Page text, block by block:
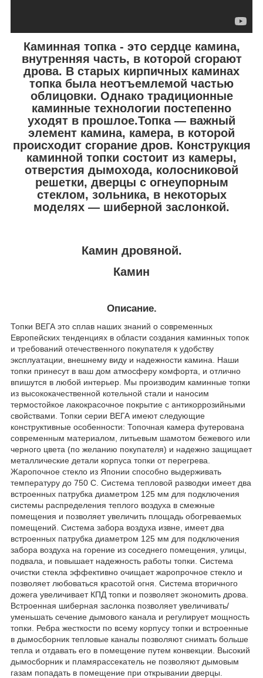
Каминная топка - это сердце камина,
внутренняя часть, в которой сгорают
дрова. В старых кирпичных каминах
топка была неотъемлемой частью
облицовки. Однако традиционные
каминные технологии постепенно
уходят в прошлое.Топка — важный
элемент камина, камера, в которой
происходит сгорание дров. Конструкция
каминной топки состоит из камеры,
отверстия дымохода, колосниковой
решетки, дверцы с огнеупорным
стеклом, зольника, в некоторых
моделях — шиберной заслонкой.
Камин дровяной.
Камин
Описание.
Топки ВЕГА это сплав наших знаний о современных
Европейских тенденциях в области создания каминных топок
и требований отечественного покупателя к удобству
эксплуатации, внешнему виду и надежности камина. Наши
топки принесут в ваш дом атмосферу комфорта, и отлично
впишутся в любой интерьер. Мы производим каминные топки
из высококачественной котельной стали и наносим
термостойкое лакокрасочное покрытие с антикоррозийными
свойствами. Топки серии ВЕГА имеют следующие
конструктивные особенности: Топочная камера футерована
современным материалом, литьевым шамотом бежевого или
черного цвета (по желанию покупателя) и надежно защищает
металлические детали корпуса топки от перегрева.
Жаропочное стекло из Японии способно выдерживать
температуру до 750 С. Система тепловой разводки имеет два
встроенных патрубка диаметром 125 мм для подключения
системы распределения теплого воздуха в смежные
помещения и позволяет увеличить площадь обогреваемых
помещений. Система забора воздуха извне, имеет два
встроенных патрубка диаметром 125 мм для подключения
забора воздуха на горение из соседнего помещения, улицы,
подвала, и повышает надежность работы топки. Система
очистки стекла эффективно очищает жаропрочное стекло и
позволяет любоваться красотой огня. Система вторичного
дожега увеличивает КПД топки и позволяет экономить дрова.
Встроенная шиберная заслонка позволяет увеличивать/
уменьшать сечение дымового канала и регулирует мощность
топки. Ребра жесткости по всему корпусу топки и встроенные
в дымосборник тепловые каналы позволяют снимать больше
тепла и отдавать его в помещение путем конвекции. Высокий
дымосборник и пламярассекатель не позволяют дымовым
газам попадать в помещение при открывании дверцы.